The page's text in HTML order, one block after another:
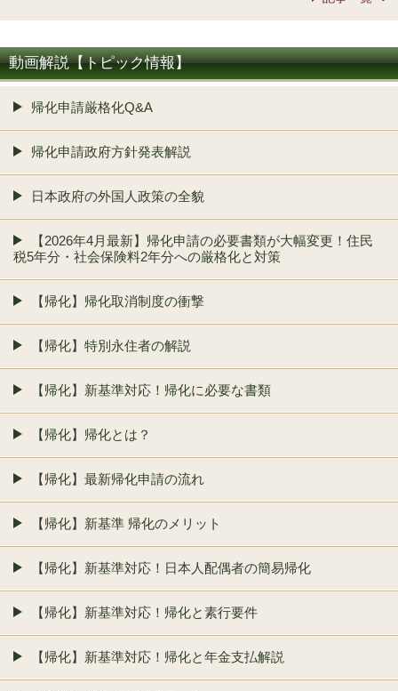
動画解説【トピック情報】
帰化申請厳格化Q&A
帰化申請政府方針発表解説
日本政府の外国人政策の全貌
【2026年4月最新】帰化申請の必要書類が大幅変更！住民
税5年分・社会保険料2年分への厳格化と対策
【帰化】帰化取消制度の衝撃
【帰化】特別永住者の解説
【帰化】新基準対応！帰化に必要な書類
【帰化】帰化とは？
【帰化】最新帰化申請の流れ
【帰化】新基準 帰化のメリット
【帰化】新基準対応！日本人配偶者の簡易帰化
【帰化】新基準対応！帰化と素行要件
【帰化】新基準対応！帰化と年金支払解説